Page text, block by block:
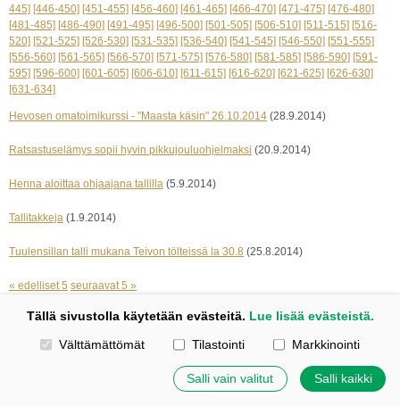
445] [446-450] [451-455] [456-460] [461-465] [466-470] [471-475] [476-480]
[481-485] [486-490] [491-495] [496-500] [501-505] [506-510] [511-515] [516-
520] [521-525] [526-530] [531-535] [536-540] [541-545] [546-550] [551-555]
[556-560] [561-565] [566-570] [571-575] [576-580] [581-585] [586-590] [591-
595] [596-600] [601-605] [606-610] [611-615] [616-620] [621-625] [626-630]
[631-634]
Hevosen omatoimikurssi - "Maasta käsin" 26.10.2014 (28.9.2014)
Ratsastuselämys sopii hyvin pikkujouluohjelmaksi (20.9.2014)
Henna aloittaa ohjaajana tallilla (5.9.2014)
Tallitakkeja (1.9.2014)
Tuulensillan talli mukana Teivon tölteissä la 30.8 (25.8.2014)
« edelliset 5 seuraavat 5 »
Tehty Yhdistysavaimella |Evästeet
Tällä sivustolla käytetään evästeitä. Lue lisää evästeistä.
Valitse käytettävät evästeet
Välttämättömät Tilastointi Markkinointi
Salli vain valitut Salli kaikki